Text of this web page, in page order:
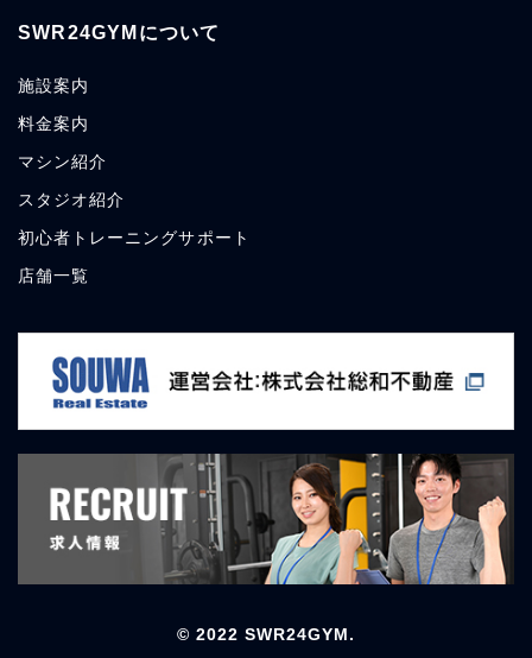
SWR24GYMについて
施設案内
料金案内
マシン紹介
スタジオ紹介
初心者トレーニングサポート
店舗一覧
© 2022 SWR24GYM.